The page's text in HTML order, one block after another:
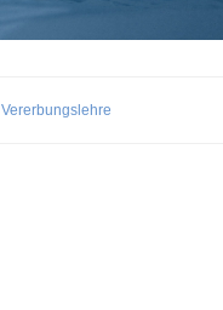
Vererbungslehre